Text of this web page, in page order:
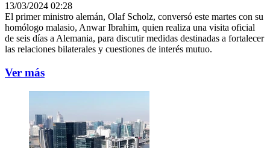
13/03/2024 02:28
El primer ministro alemán, Olaf Scholz, conversó este martes con su
homólogo malasio, Anwar Ibrahim, quien realiza una visita oficial
de seis días a Alemania, para discutir medidas destinadas a fortalecer
las relaciones bilaterales y cuestiones de interés mutuo.
Ver más